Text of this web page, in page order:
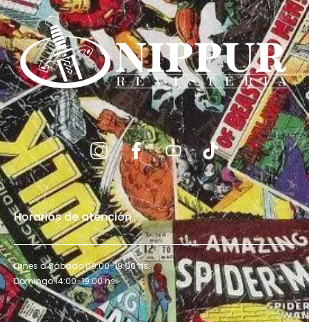
Horarios de atención
Lunes a Sábado 09:00-19:00 hs.
Domingo 14:00-19:00 hs.